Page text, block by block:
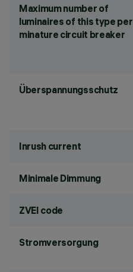
Maximum number of
luminaires of this type per
minature circuit breaker
Überspannungsschutz
Inrush current
Minimale Dimmung
ZVEI code
Stromversorgung